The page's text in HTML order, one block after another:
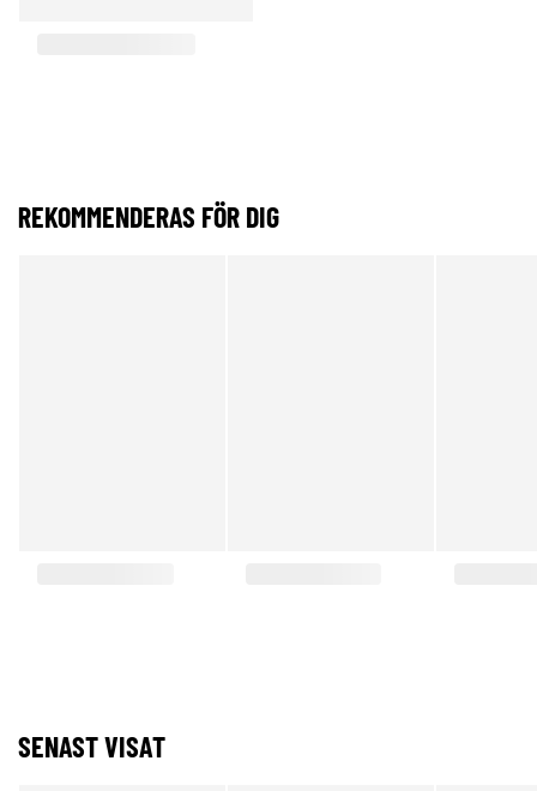
REKOMMENDERAS FÖR DIG
SENAST VISAT